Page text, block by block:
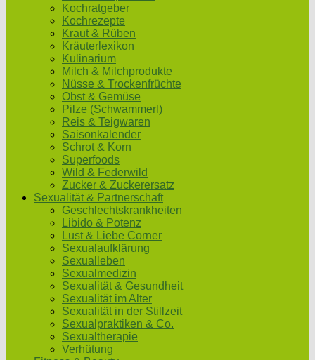
Kochratgeber
Kochrezepte
Kraut & Rüben
Kräuterlexikon
Kulinarium
Milch & Milchprodukte
Nüsse & Trockenfrüchte
Obst & Gemüse
Pilze (Schwammerl)
Reis & Teigwaren
Saisonkalender
Schrot & Korn
Superfoods
Wild & Federwild
Zucker & Zuckerersatz
Sexualität & Partnerschaft
Geschlechtskrankheiten
Libido & Potenz
Lust & Liebe Corner
Sexualaufklärung
Sexualleben
Sexualmedizin
Sexualität & Gesundheit
Sexualität im Alter
Sexualität in der Stillzeit
Sexualpraktiken & Co.
Sexualtherapie
Verhütung